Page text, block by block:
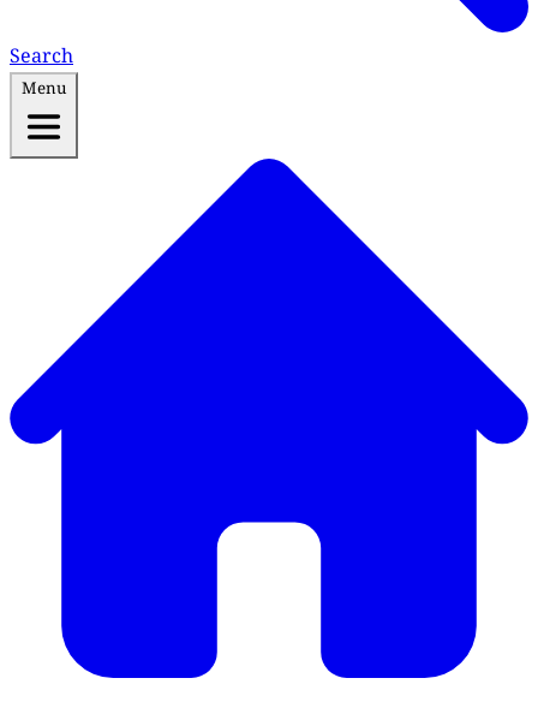
Search
Menu